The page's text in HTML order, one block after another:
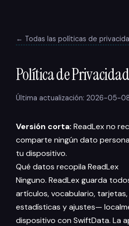
← Todas las políticas de
Política de
Última actualización: 2026-05-
Versión corta: ReadLex no
comparte ningún dato
tu dispositivo.
Qué datos recopila ReadLex
Ninguno. ReadLex guarda
artículos, vocabulario,
estadísticas y ajustes—
dispositivo con SwiftData. La